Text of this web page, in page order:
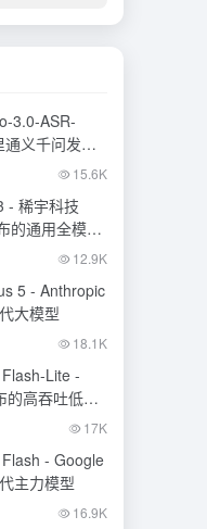
3.0-ASR-
义千问发布
模型
15.6K
- 稀宇科技
的通用全模态
12.9K
5 - Anthropic
大模型
18.1K
Lite -
的高吞吐低成
17K
- Google
主力模型
16.9K